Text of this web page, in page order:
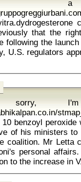
a
that the
following the
U.S. regulators
sorry, I'm
peroxide wash Berlusconi did not
of his ministers
coalition. Mr Letta
personal